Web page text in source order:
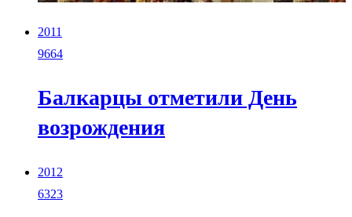
2011
9664
Балкарцы отметили День
возрождения
2012
6323